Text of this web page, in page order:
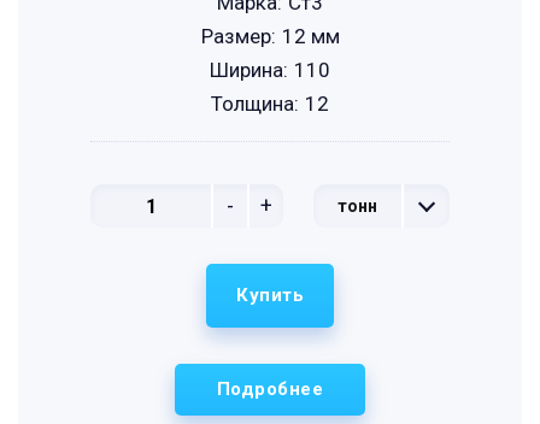
- + тонн
Размер: 12 мм
Ширина: 110
Толщина: 12
Подробнее
Купить